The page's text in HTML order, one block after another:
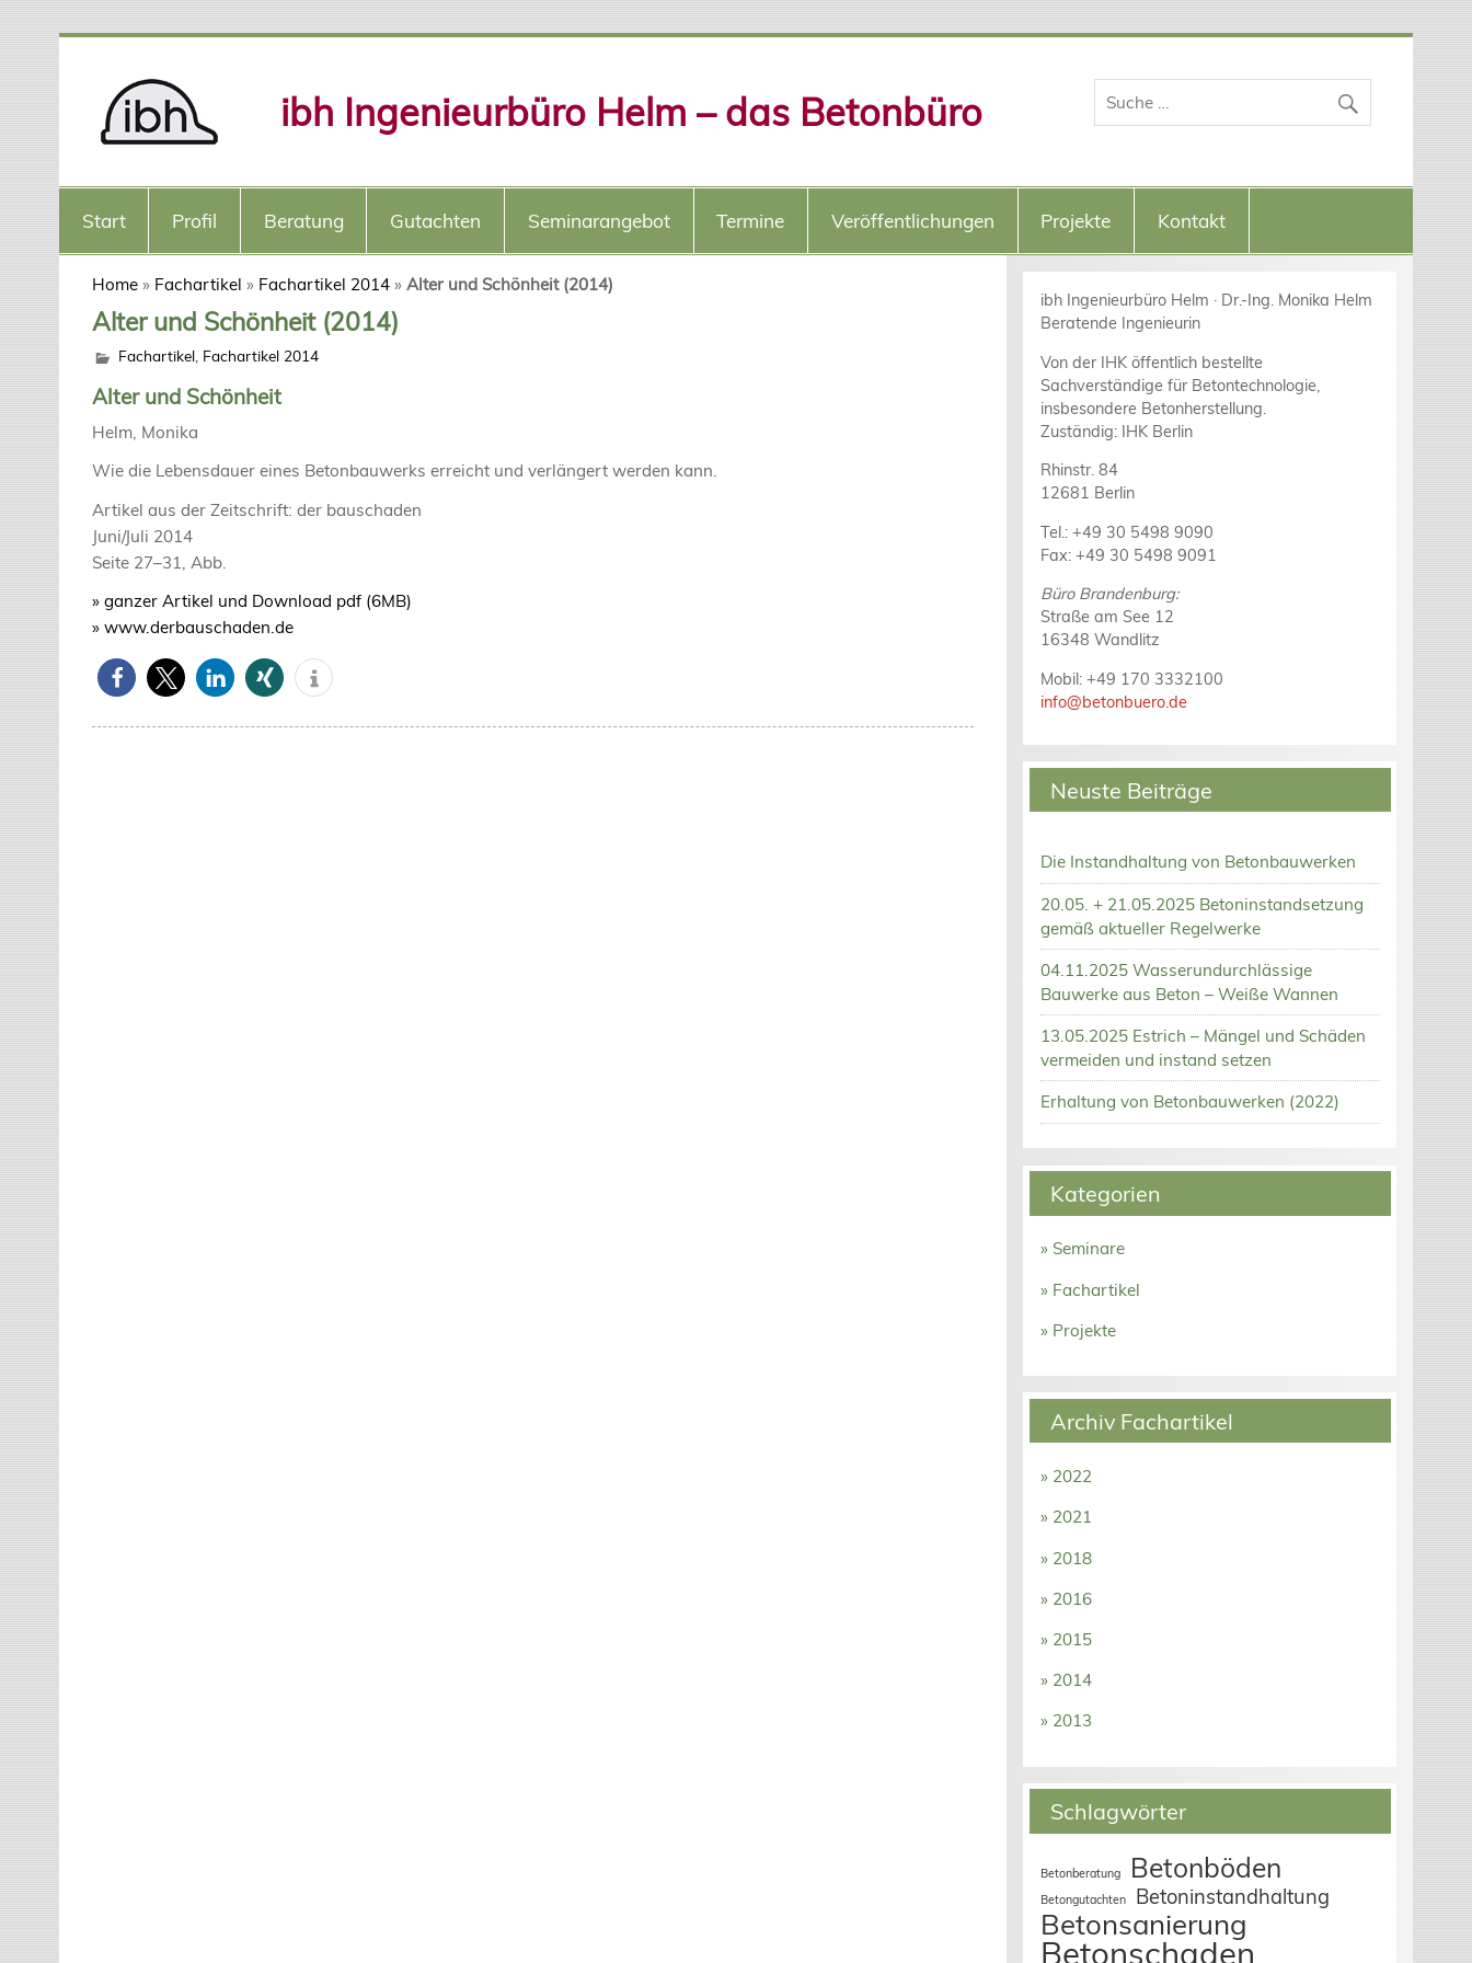
ibh Ingenieurbüro Helm – das Betonbüro
Start Profil Beratung Gutachten Seminarangebot Termine Veröffentlichungen Projekte Kontakt
Home » Fachartikel » Fachartikel 2014 »Alter und Schönheit (2014)
Alter und Schönheit (2014)
Fachartikel Fachartikel 2014
Alter und Schönheit
Helm, Monika
Wie die Lebensdauer eines Betonbauwerks erreicht und verlängert werden kann.
Artikel aus der Zeitschrift: der bauschaden
Juni/Juli 2014
Seite 27–31, Abb.
» ganzer Artikel und Download pdf (6MB)
» www.derbauschaden.de
ibh Ingenieurbüro Helm · Dr.-Ing. Monika Helm
Beratende Ingenieurin
Von der IHK öffentlich bestellte
Sachverständige für Betontechnologie,
insbesondere Betonherstellung.
Zuständig: IHK Berlin
Rhinstr. 84
12681 Berlin
Tel.: +49 30 5498 9090
Fax: +49 30 5498 9091
Büro Brandenburg:
Straße am See 12
16348 Wandlitz
Mobil: +49 170 3332100
info@betonbuero.de
Neuste Beiträge
Die Instandhaltung von Betonbauwerken
20.05. + 21.05.2025 Betoninstandsetzung
gemäß aktueller Regelwerke
04.11.2025 Wasserundurchlässige
Bauwerke aus Beton – Weiße Wannen
13.05.2025 Estrich – Mängel und Schäden
vermeiden und instand setzen
Erhaltung von Betonbauwerken (2022)
Kategorien
» Seminare
» Fachartikel
» Projekte
Archiv Fachartikel
» 2022
» 2021
» 2018
» 2016
» 2015
» 2014
» 2013
Schlagwörter
Betonberatung Betonböden
Betongutachten Betoninstandhaltung
Betonsanierung
Betonschaden